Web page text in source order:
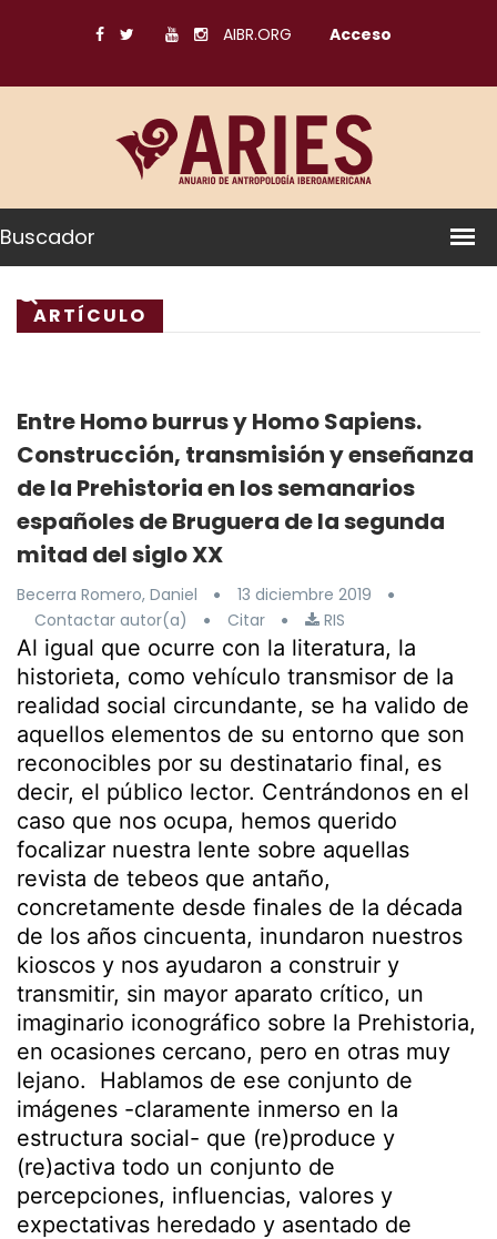
AIBR.ORG Acceso
Buscador
ARTÍCULO
Entre Homo burrus y Homo Sapiens.
Construcción, transmisión y enseñanza
de la Prehistoria en los semanarios
españoles de Bruguera de la segunda
mitad del siglo XX
Becerra Romero, Daniel
13 diciembre 2019
Contactar autor(a)
Citar RIS
Al igual que ocurre con la literatura, la
historieta, como vehículo transmisor de la
realidad social circundante, se ha valido de
aquellos elementos de su entorno que son
reconocibles por su destinatario final, es
decir, el público lector. Centrándonos en el
caso que nos ocupa, hemos querido
focalizar nuestra lente sobre aquellas
revista de tebeos que antaño,
concretamente desde finales de la década
de los años cincuenta, inundaron nuestros
kioscos y nos ayudaron a construir y
transmitir, sin mayor aparato crítico, un
imaginario iconográfico sobre la Prehistoria,
en ocasiones cercano, pero en otras muy
lejano. Hablamos de ese conjunto de
imágenes -claramente inmerso en la
estructura social- que (re)produce y
(re)activa todo un conjunto de
percepciones, influencias, valores y
expectativas heredado y asentado de